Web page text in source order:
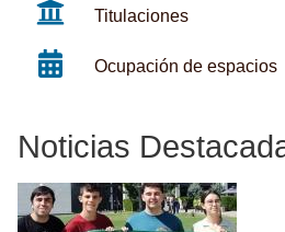
Titulaciones
Ocupación de espacios
Noticias